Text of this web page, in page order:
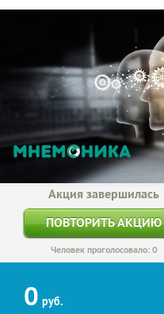
Акция завершилась
ПОВТОРИТЬ АКЦИЮ
Человек проголосовало: 0
0 руб.